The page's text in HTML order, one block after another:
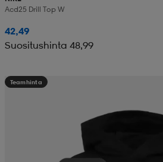
Acd25 Drill Top W
42,49
Suositushinta 48,99
Teamhinta